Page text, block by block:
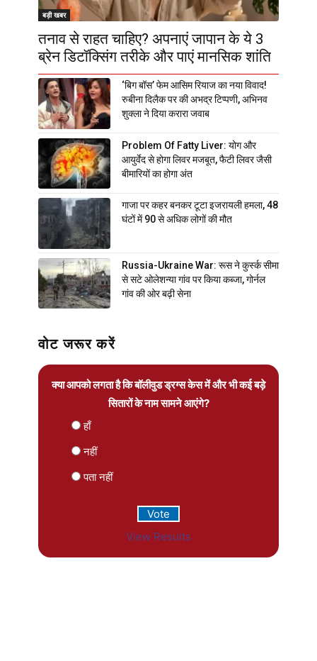
बड़ी खबर
तनाव से राहत चाहिए? अपनाएं जापान के ये 3
ब्रेन डिटॉक्सिंग तरीके और पाएं मानसिक शांति
‘बिग बॉस’ फेम आसिम रियाज का नया विवाद!
रुबीना दिलैक पर की अभद्र टिप्पणी, अभिनव
शुक्ला ने दिया करारा जवाब
Problem Of Fatty Liver: योग और
आयुर्वेद से होगा लिवर मजबूत, फैटी लिवर जैसी
बीमारियों का होगा अंत
गाजा पर कहर बनकर टूटा इजरायली हमला, 48
घंटों में 90 से अधिक लोगों की मौत
Russia-Ukraine War: रूस ने कुर्स्क सीमा
से सटे ओलेशन्या गांव पर किया कब्जा, गोर्नल
गांव की ओर बढ़ी सेना
वोट जरूर करें
क्या आपको लगता है कि बॉलीवुड ड्रग्स केस में और भी कई बड़े
सितारों के नाम सामने आएंगे?
हाँ
नहीं
पता नहीं
View Results